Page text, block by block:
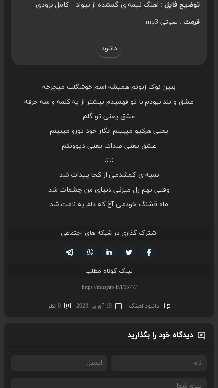
توضیح فایل: اهنگ نیمه ی گمشده از نیواد – کامل بزودی
فرمت: صوتی mp3
دانلود
ببین نوک زبونم همیشه اسم خوشگلت میچرخه
عشق و بلد نبودم با تو فهمیدم بیشتر از یه کلمه و سه حرفه
عشق یعنی تو گلم
یعنی هرکیو میبینم انگار خود تورو میبینم
عشق یعنی صدات یعنی دیوونتم
♫♫
نمیه ی گمشدمی از کجا پیدات شد
وقتی بهم زل میزنی دنیای من چشمات شد
ماه قشنگ خودمی آخ که دلم به نامت شد
اشتراک گذاری در شبکه های اجتماعی
لینکدین تویتر
فیسوک
لینک کوتاه مطلب
دانلود اهنگ 19 آوریل 2023 0 نظر
دیدگاه خود را بگذارید